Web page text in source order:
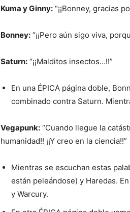
Kuma y Ginny: “¡¡Bonney, gracias
Bonney: “¡¡Pero aún sigo viva,
Saturn: “¡¡Malditos insectos…!!”
En una ÉPICA página doble,
combinado contra Saturn.
Vegapunk: “Cuando llegue la
humanidad!! ¡¡Y creo en la ciencia!!”
Mientras se escuchan estas
están peleándose) y Haredas.
y Warcury.